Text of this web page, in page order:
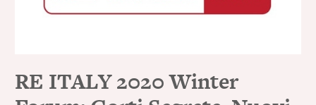
RE ITALY 2020 Winter